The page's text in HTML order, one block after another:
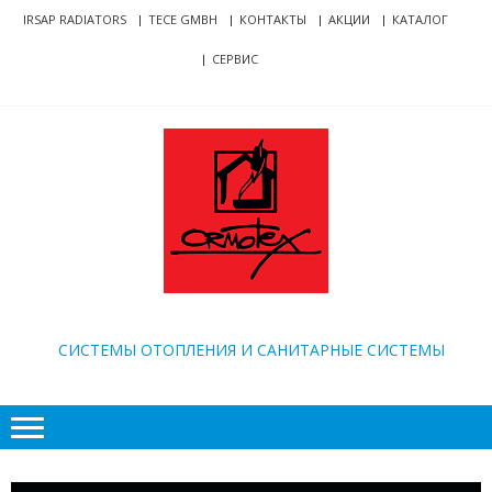
Skip
SkipIRSAP RADIATORS TECE GMBH КОНТАКТЫ АКЦИИ КАТАЛОГ
СЕРВИС
CИСТЕМЫ ОТОПЛЕНИЯ И САНИТАРНЫЕ СИСТЕМЫ